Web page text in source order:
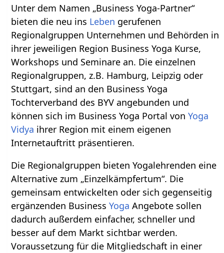
Unter dem Namen „Business Yoga-Partner“
bieten die neu ins Leben gerufenen
Regionalgruppen Unternehmen und Behörden in
ihrer jeweiligen Region Business Yoga Kurse,
Workshops und Seminare an. Die einzelnen
Regionalgruppen, z.B. Hamburg, Leipzig oder
Stuttgart, sind an den Business Yoga
Tochterverband des BYV angebunden und
können sich im Business Yoga Portal vonYoga
Vidya ihrer Region mit einem eigenen
Internetauftritt präsentieren.
Die Regionalgruppen bieten Yogalehrenden eine
Alternative zum „Einzelkämpfertum“. Die
gemeinsam entwickelten oder sich gegenseitig
ergänzenden BusinessYoga Angebote sollen
dadurch außerdem einfacher, schneller und
besser auf dem Markt sichtbar werden.
Voraussetzung für die Mitgliedschaft in einer